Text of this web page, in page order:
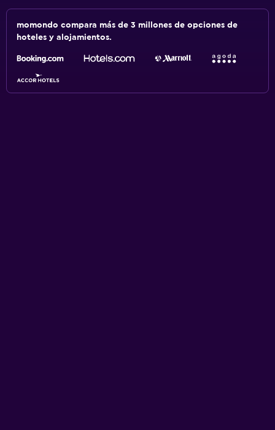
momondo compara más de 3 millones de opciones de
hoteles y alojamientos.